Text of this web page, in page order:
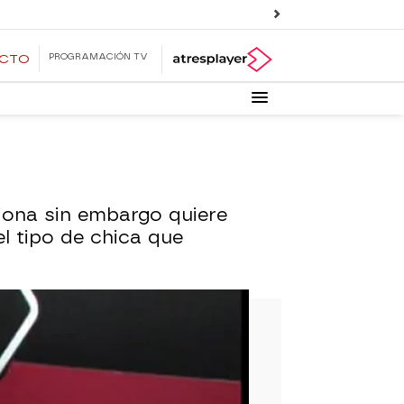
PROGRAMACIÓN TV
sin embargo quiere
tipo de chica que